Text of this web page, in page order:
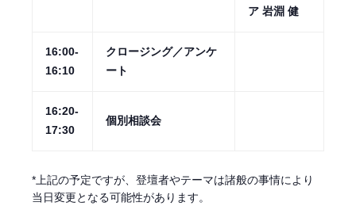
ア 岩淵 健
16:00-
16:10
クロージング／アンケ
ート
16:20-
17:30
個別相談会
*上記の予定ですが、登壇者やテーマは諸般の事情により
当日変更となる可能性があります。